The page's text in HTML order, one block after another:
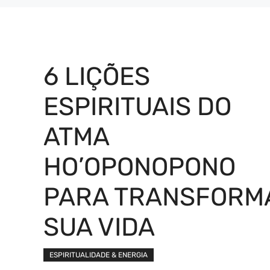
6 LIÇÕES
ESPIRITUAIS DO
ATMA
HO’OPONOPONO
PARA
SUA VIDA
ESPIRITUALIDADE & ENERGIA